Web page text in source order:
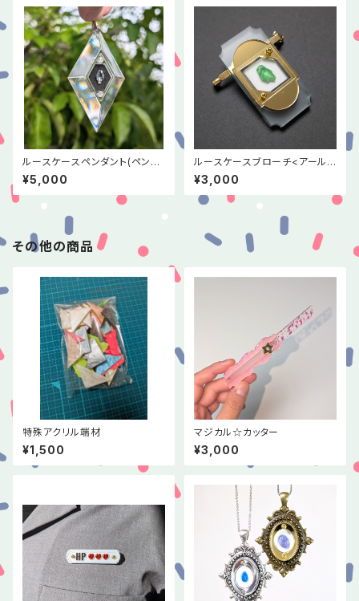
ルースケースペンダント(ペンデ
ュラム・クリア)
¥5,000
ルースケースブローチ<アール・
デコ100周年記念デザイン>
¥3,000
その他の商品
特殊アクリル端材
¥1,500
マジカル☆カッター
¥3,000